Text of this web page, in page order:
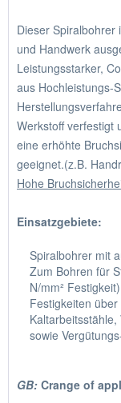
Dieser Spiralbohrer
und Handwerk
Leistungsstarker,
aus Hochleistungs-
Werkstoff verfestigt
eine erhöhte
geeignet.(z.B.
Hohe
Einsatzgebiete:
Spiralbohrer mit
Zum Bohren für
N/mm²
Festigkeiten
sowie
GB: Crange of